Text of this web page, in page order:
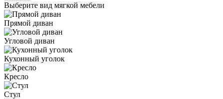
Выберите вид мягкой мебели
Прямой диван
Угловой диван
Кухонный уголок
Кресло
Стул